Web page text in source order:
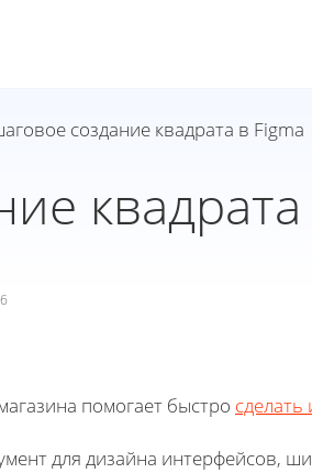
создание квадрата в Figma
квадрата
помогает быстро сделать
для дизайна интерфейсов,